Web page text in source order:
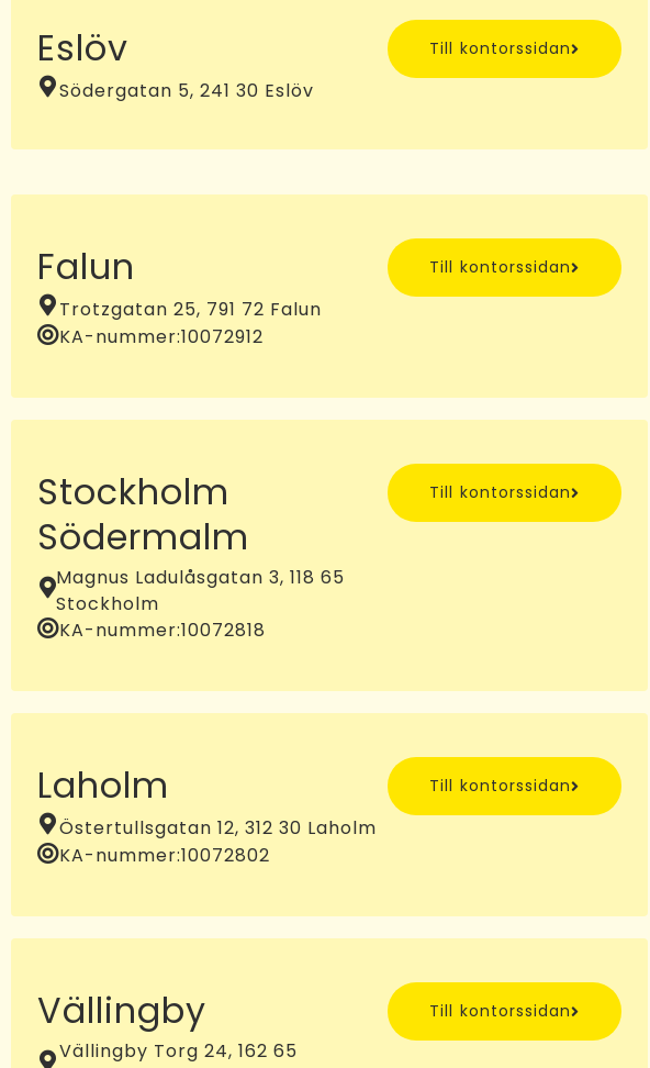
Eslöv
Södergatan 5, 241 30 Eslöv
Till kontorssidan
Falun
Trotzgatan 25, 791 72 Falun
KA-nummer:10072912
Till kontorssidan
Stockholm
Södermalm
Magnus Ladulåsgatan 3, 118 65
Stockholm
KA-nummer:10072818
Till kontorssidan
Laholm
Östertullsgatan 12, 312 30 Laholm
KA-nummer:10072802
Till kontorssidan
Vällingby
Vällingby Torg 24, 162 65
Till kontorssidan